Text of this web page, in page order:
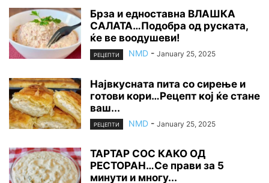
Брза и едноставна ВЛАШКА
САЛАТА…Подобра од руската,
ќе ве воодушеви!
РЕЦЕПТИ NMD - January 25, 2025
Највкусната пита со сирење и
готови кори…Рецепт кој ќе стане
ваш...
РЕЦЕПТИ NMD - January 25, 2025
ТАРТАР СОС КАКО ОД
РЕСТОРАН…Се прави за 5
минути и многу...